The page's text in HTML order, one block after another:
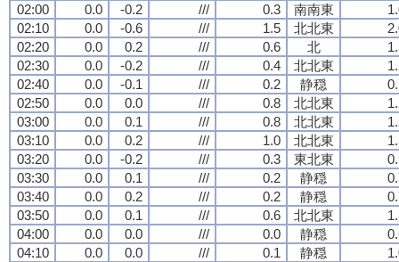
02:00
0.0 -0.2 /// 0.3 南南東
02:10
0.0 -0.6 /// 1.5 北北東
02:20
0.0 0.2 /// 0.6 北
02:30
0.0 -0.2 /// 0.4 北北東
02:40
0.0 -0.1 /// 0.2 静穏
02:50
0.0 0.0 /// 0.8 北北東
03:00
0.0 0.1 /// 0.8 北北東
03:10
0.0 0.2 /// 1.0 北北東
03:20
0.0 -0.2 /// 0.3 東北東
03:30
0.0 0.1 /// 0.2 静穏
03:40
0.0 0.2 /// 0.2 静穏
03:50
0.0 0.1 /// 0.6 北北東
04:00
0.0 0.0 /// 0.0 静穏
04:10
0.0 0.0 /// 0.1 静穏